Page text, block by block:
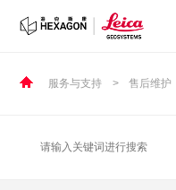
服务与支持 > 售后维护